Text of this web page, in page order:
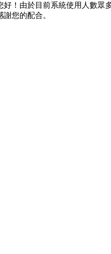
好！由於目前系統使用人數眾
您的配合。